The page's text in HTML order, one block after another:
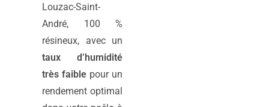
Louzac-Saint-
André, 100 %
résineux, avec un
taux d’humidité
très faible pour un
rendement optimal